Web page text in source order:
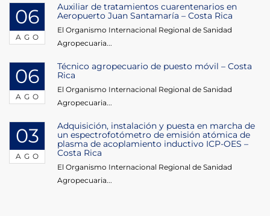
06
AGO
Auxiliar de tratamientos cuarentenarios en
Aeropuerto Juan Santamaría – Costa Rica
El Organismo Internacional Regional de Sanidad
Agropecuaria...
06
AGO
Técnico agropecuario de puesto móvil – Costa
Rica
El Organismo Internacional Regional de Sanidad
Agropecuaria...
03
AGO
Adquisición, instalación y puesta en marcha de
un espectrofotómetro de emisión atómica de
plasma de acoplamiento inductivo ICP-OES –
Costa Rica
El Organismo Internacional Regional de Sanidad
Agropecuaria...